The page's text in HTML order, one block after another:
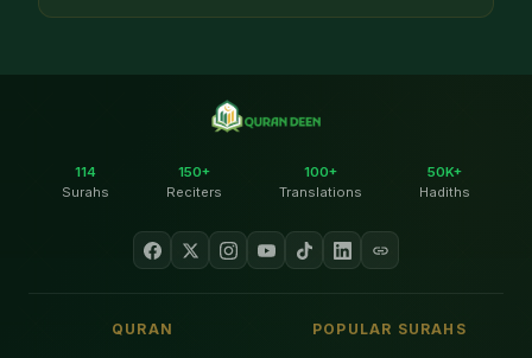
114
Surahs
150+
Reciters
100+
Translations
50K+
Hadiths
QURAN POPULAR SURAHS